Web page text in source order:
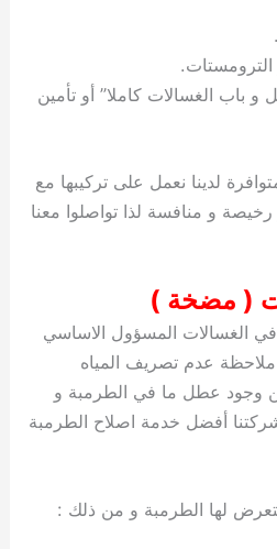
الترومستات.
و باب الغسالات كاملا” أو تأمين
لدينا نعمل على تركيبها مع
رخيصة و منافسة لذا تواصلوا معنا
( مضخة )
في الغسالات المسؤول الاساسي
ملاحظة عدم تصريف المياه
وجود عطل ما في الطرمبة و
أفضل خدمة اصلاح الطرمبة
لها الطرمبة و من ذلك :